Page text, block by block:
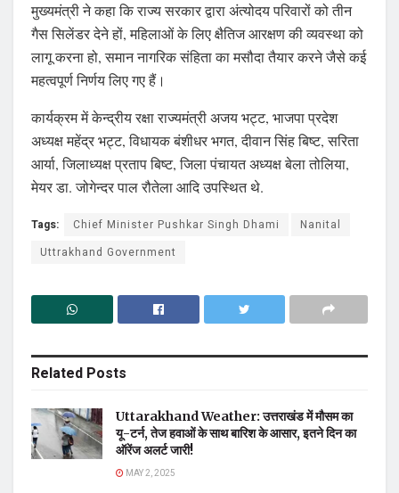
मुख्यमंत्री ने कहा कि राज्य सरकार द्वारा अंत्योदय परिवारों को तीन
गैस सिलेंडर देने हों, महिलाओं के लिए क्षैतिज आरक्षण की व्यवस्था को
लागू करना हो, समान नागरिक संहिता का मसौदा तैयार करने जैसे कई
महत्वपूर्ण निर्णय लिए गए हैं।
कार्यक्रम में केन्द्रीय रक्षा राज्यमंत्री अजय भट्ट, भाजपा प्रदेश
अध्यक्ष महेंद्र भट्ट, विधायक बंशीधर भगत, दीवान सिंह बिष्ट, सरिता
आर्या, जिलाध्यक्ष प्रताप बिष्ट, जिला पंचायत अध्यक्ष बेला तोलिया,
मेयर डा. जोगेन्दर पाल रौतेला आदि उपस्थित थे.
Tags: Chief Minister Pushkar Singh Dhami
Nanital
Uttrakhand Government
Related Posts
Uttarakhand Weather: उत्तराखंड में मौसम का
यू-टर्न, तेज हवाओं के साथ बारिश के आसार, इतने दिन का
ऑरेंज अलर्ट जारी!
MAY 2, 2025